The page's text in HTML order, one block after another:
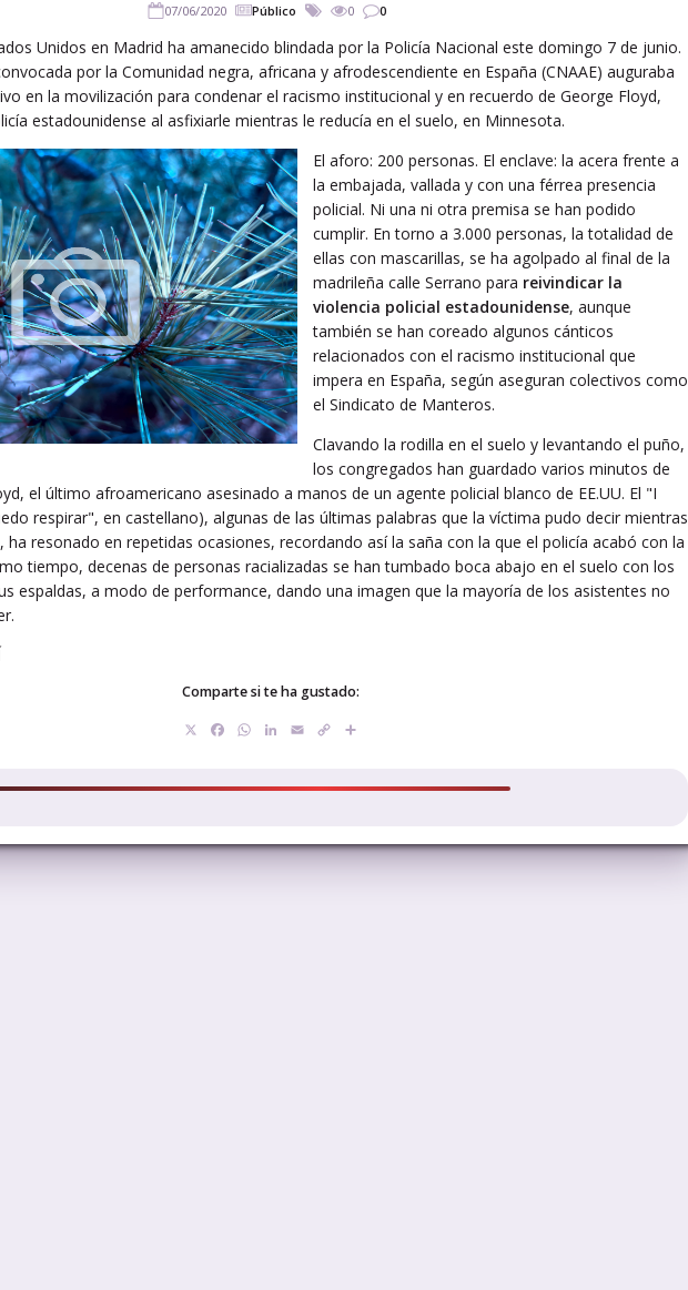
07/06/2020 Público 0 0
Unidos en Madrid ha amanecido blindada por la Policía Nacional este domingo 7 de junio.
por la Comunidad negra, africana y afrodescendiente en España (CNAAE) auguraba
en la movilización para condenar el racismo institucional y en recuerdo de George Floyd,
estadounidense al asfixiarle mientras le reducía en el suelo, en Minnesota.
El aforo: 200 personas. El enclave: la acera frente a
la embajada, vallada y con una férrea presencia
policial. Ni una ni otra premisa se han podido
cumplir. En torno a 3.000 personas, la totalidad de
ellas con mascarillas, se ha agolpado al final de la
madrileña calle Serrano para reivindicar la
violencia policial estadounidense, aunque
también se han coreado algunos cánticos
relacionados con el racismo institucional que
impera en España, según aseguran colectivos como
el Sindicato de Manteros.
Clavando la rodilla en el suelo y levantando el puño,
los congregados han guardado varios minutos de
el último afroamericano asesinado a manos de un agente policial blanco de EE.UU. El "I
respirar", en castellano), algunas de las últimas palabras que la víctima pudo decir mientras
ha resonado en repetidas ocasiones, recordando así la saña con la que el policía acabó con la
tiempo, decenas de personas racializadas se han tumbado boca abajo en el suelo con los
espaldas, a modo de performance, dando una imagen que la mayoría de los asistentes no
Comparte si te ha gustado:
Facebook
WhatsApp
LinkedIn
EmailCopy